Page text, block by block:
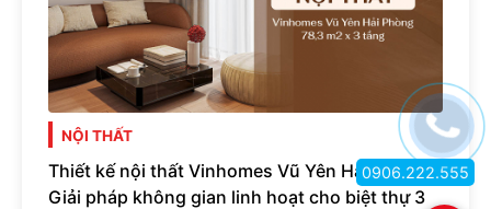
NỘI THẤT
Thiết kế nội thất Vinhomes Vũ Yên Hải Phòng -
Giải pháp không gian linh hoạt cho biệt thự 3
0906.222.555